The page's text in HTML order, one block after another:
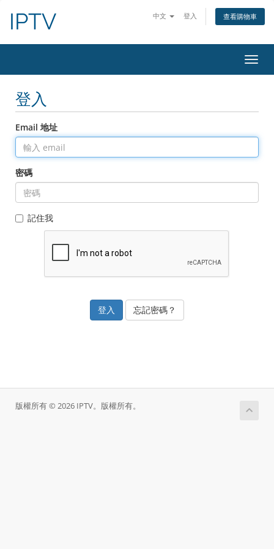
中文 登入 查看購物車
IPTV
切
換
登入
Email 地址
密碼
記住我
忘記密碼？
版權所有 © 2026 IPTV。版權所有。